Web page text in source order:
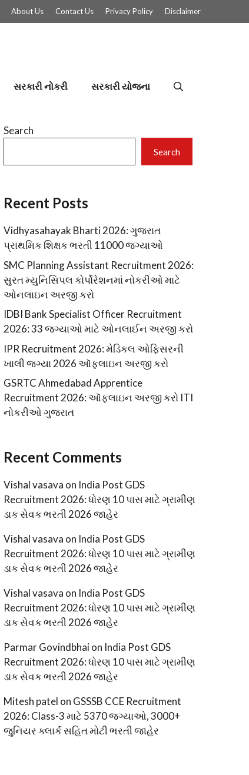
About Us Contact Us Privacy Policy Disclaimer
સરકારી નોકરી સરકારી યોજના
Search
Search
Recent Posts
Vidhyasahayak Bharti 2026: ગુજરાત
પ્રાથમિક શિક્ષક ભરતી 11000 જગ્યાઓ
SMC Planning Assistant Recruitment 2026:
સુરત મ્યુનિસિપલ કોર્પોરેશનમાં નોકરીઓ માટે
ઓનલાઇન અરજી કરો
IDBI Bank Specialist Officer Recruitment
2026: 33 જગ્યાઓ માટે ઓનલાઈન અરજી કરો
IPR Recruitment 2026: મેડિકલ ઓફિસરની
ખાલી જગ્યા 2026 ઑફલાઇન અરજી કરો
GSRTC Ahmedabad Apprentice
Recruitment 2026: ઑફલાઇન અરજી કરો ITI
નોકરીઓ ગુજરાત
Recent Comments
Vishal vasava on India Post GDS
Recruitment 2026: ધોરણ 10 પાસ માટે ગ્રામીણ
ડાક સેવક ભરતી 2026 જાહેર
Vishal vasava on India Post GDS
Recruitment 2026: ધોરણ 10 પાસ માટે ગ્રામીણ
ડાક સેવક ભરતી 2026 જાહેર
Vishal vasava on India Post GDS
Recruitment 2026: ધોરણ 10 પાસ માટે ગ્રામીણ
ડાક સેવક ભરતી 2026 જાહેર
Parmar Govindbhaion India Post GDS
Recruitment 2026: ધોરણ 10 પાસ માટે ગ્રામીણ
ડાક સેવક ભરતી 2026 જાહેર
Mitesh patel on GSSSB CCE Recruitment
2026: Class-3 માટે 5370 જગ્યાઓ, 3000+
જુનિયર ક્લાર્ક સહિત મોટી ભરતી જાહેર